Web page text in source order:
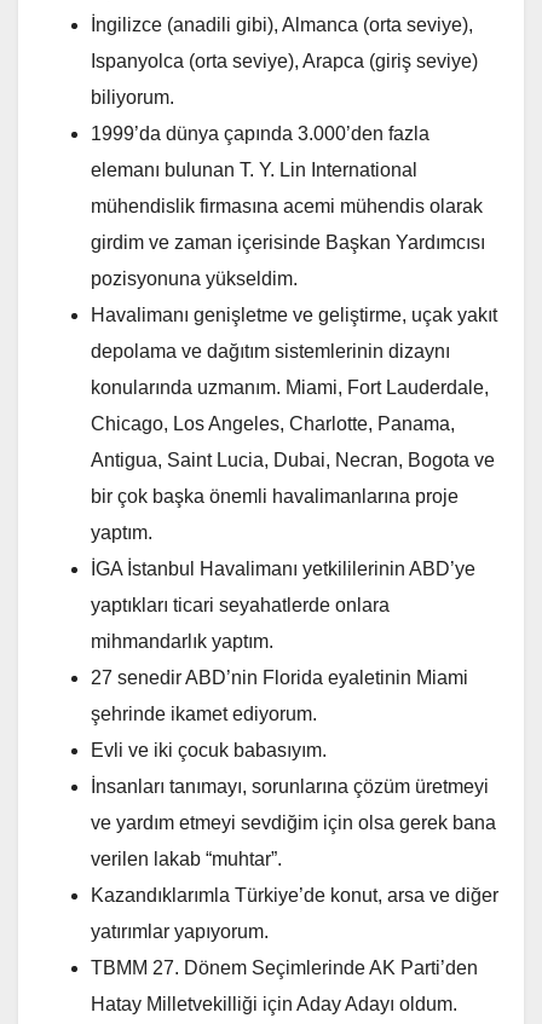
İngilizce (anadili gibi), Almanca (orta seviye),
Ispanyolca (orta seviye), Arapca (giriş seviye)
biliyorum.
1999’da dünya çapında 3.000’den fazla
elemanı bulunan T. Y. Lin International
mühendislik firmasına acemi mühendis olarak
girdim ve zaman içerisinde Başkan Yardımcısı
pozisyonuna yükseldim.
Havalimanı genişletme ve geliştirme, uçak yakıt
depolama ve dağıtım sistemlerinin dizaynı
konularında uzmanım. Miami, Fort Lauderdale,
Chicago, Los Angeles, Charlotte, Panama,
Antigua, Saint Lucia, Dubai, Necran, Bogota ve
bir çok başka önemli havalimanlarına proje
yaptım.
İGA İstanbul Havalimanı yetkililerinin ABD’ye
yaptıkları ticari seyahatlerde onlara
mihmandarlık yaptım.
27 senedir ABD’nin Florida eyaletinin Miami
şehrinde ikamet ediyorum.
Evli ve iki çocuk babasıyım.
İnsanları tanımayı, sorunlarına çözüm üretmeyi
ve yardım etmeyi sevdiğim için olsa gerek bana
verilen lakab “muhtar”.
Kazandıklarımla Türkiye’de konut, arsa ve diğer
yatırımlar yapıyorum.
TBMM 27. Dönem Seçimlerinde AK Parti’den
Hatay Milletvekilliği için Aday Adayı oldum.